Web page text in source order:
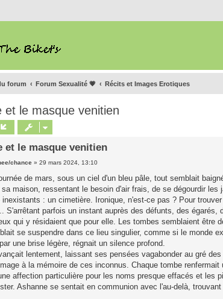
forum Forum Sexualité 💗 Récits et Images Erotiques
et le masque venitien
et le masque venitien
chance »29 mars 2024, 13:10
de mars, sous un ciel d'un bleu pâle, tout semblait
maison, ressentant le besoin d'air frais, de se dégourdir
inexistants : un cimetière. Ironique, n'est-ce pas ? Pour
S'arrêtant parfois un instant auprès des défunts, des
qui y résidaient que pour elle. Les tombes semblaient
se suspendre dans ce lieu singulier, comme si le monde
une brise légère, régnait un silence profond.
lentement, laissant ses pensées vagabonder au gré
à la mémoire de ces inconnus. Chaque tombe
affection particulière pour les noms presque effacés et les
Ashanne se sentait en communion avec l'au-delà,